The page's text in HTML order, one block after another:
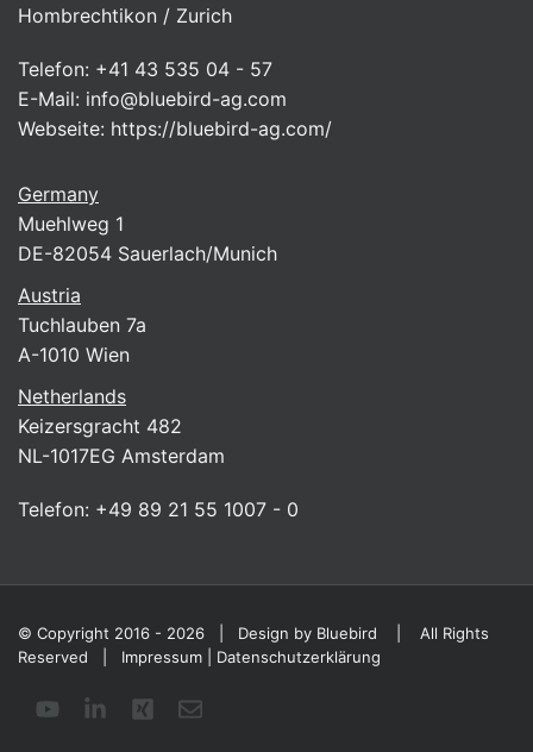
Hombrechtikon / Zurich
Telefon: +41 43 535 04 - 57
E-Mail: info@bluebird-ag.com
Webseite: https://bluebird-ag.com/
Germany
Muehlweg 1
DE-82054 Sauerlach/Munich
Austria
Tuchlauben 7a
A-1010 Wien
Netherlands
Keizersgracht 482
NL-1017EG Amsterdam
Telefon: +49 89 21 55 1007 - 0
© Copyright 2016 - 2026 | Design by Bluebird | All Rights
Reserved | Impressum Datenschutzerklärung